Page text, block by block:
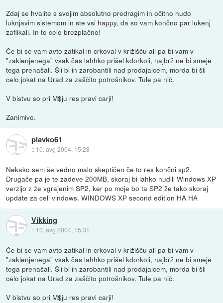
Zdaj se hvalite s svojim absolutno predragim in očitno hudo
luknjavim sistemom in ste vsi happy, da so vam končno par lukenj
zaflikali. In to celo brezplačno!
Če bi se vam avto zatikal in crkoval v križišču ali pa bi vam v
"zaklenjenega" vsak čas lahhko prišel kdorkoli, najbrž ne bi smeje
tega prenašali. Šli bi in zarobantili nad prodajalcem, morda bi šli
celo jokat na Urad za zaščito potrošnikov. Tule pa nič.
V bistvu so pri M$ju res pravi carji!
Zanimivo.
plavko61
:: 10. avg 2004, 15:28
Nekako sem še vedno malo skeptičen če to res končni sp2.
Drugače pa je te zadeve 200MB, skoraj bi lahko nudili Windows XP
verzijo z že vgrajenim SP2, ker po moje bo ta SP2 že tako skoraj
update za celi vindows. WINDOWS XP second edition HA HA
Vikking
:: 10. avg 2004, 15:31
Če bi se vam avto zatikal in crkoval v križišču ali pa bi vam v
"zaklenjenega" vsak čas lahhko prišel kdorkoli, najbrž ne bi smeje
tega prenašali. Šli bi in zarobantili nad prodajalcem, morda bi šli
celo jokat na Urad za zaščito potrošnikov. Tule pa nič.
V bistvu so pri M$ju res pravi carji!